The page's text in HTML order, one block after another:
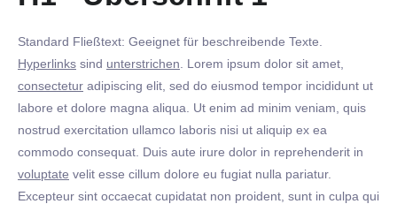
Standard Fließtext: Geeignet für beschreibende Texte.
Hyperlinks sind unterstrichen . Lorem ipsum dolor sit amet,
consectetur adipiscing elit, sed do eiusmod tempor incididunt ut
labore et dolore magna aliqua. Ut enim ad minim veniam, quis
nostrud exercitation ullamco laboris nisi ut aliquip ex ea
commodo consequat. Duis aute irure dolor in reprehenderit in
voluptate velit esse cillum dolore eu fugiat nulla pariatur.
Excepteur sint occaecat cupidatat non proident, sunt in culpa qui